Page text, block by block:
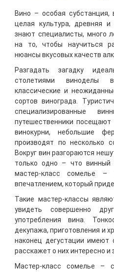
Вино – особая субстанция,
целая культура, древняя
знают специалисты, много
на то, чтобы научиться
нюансы вкусовых качеств
Разгадать загадку
столетиями виноделы
классические и
сортов винограда.
специализированные
путешественники посещают
винокурни, небольшие
производят по несколько
Вокруг вин разгораются
только одно – что
мастер-класс сомелье –
впечатлением, который
Такие мастер-классы
увидеть совершенно
употребления вина.
декупажа, приготовления и
наконец дегустации имеют
расскажет о них интересно и
Мастер-класс сомелье –